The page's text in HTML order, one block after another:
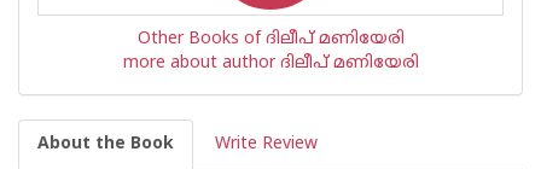
Other Books of ദിലീപ് മണിയേരി
more about author ദിലീപ് മണിയേരി
About the Book Write Review